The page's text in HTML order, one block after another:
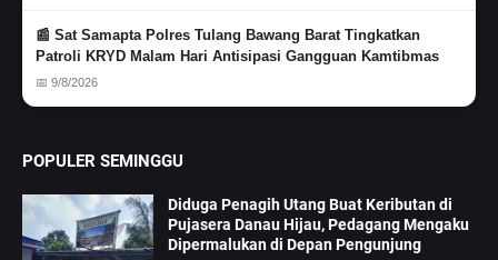
📰 Sat Samapta Polres Tulang Bawang Barat Tingkatkan
Patroli KRYD Malam Hari Antisipasi Gangguan Kamtibmas
📅 9/8/2026
POPULER SEMINGGU
Diduga Penagih Utang Buat Keributan di
Pujasera Danau Hijau, Pedagang Mengaku
Dipermalukan di Depan Pengunjung